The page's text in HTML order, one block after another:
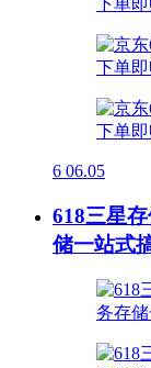
6 06.05
618三星
储一站式